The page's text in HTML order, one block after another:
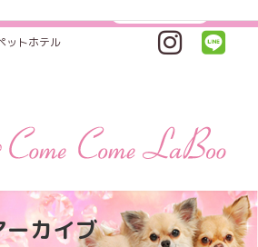
ットホテル
ーカイブ